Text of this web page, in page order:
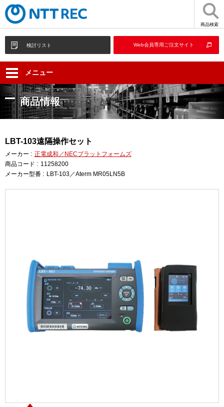
商品検索
検討リスト Web会員専用ご注文サイト
メニュー
商品情報
LBT-103遠隔操作セット
メーカー : 正電成和／NECプラットフォームズ
商品コード : 11258200
メーカー型番 : LBT-103／Aterm MR05LN5B